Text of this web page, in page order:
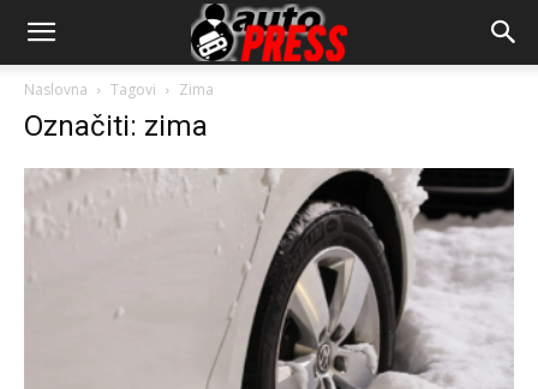
AutopressHR
Naslovna Tagovi Zima
Označiti: zima